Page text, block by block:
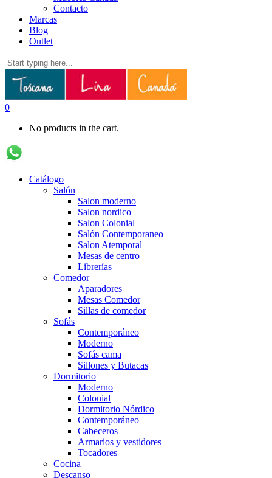
Contacto
Marcas
Blog
Outlet
0
No products in the cart.
Catálogo
Salón
Salon moderno
Salon nordico
Salon Colonial
Salón Contemporaneo
Salon Atemporal
Mesas de centro
Librerías
Comedor
Aparadores
Mesas Comedor
Sillas de comedor
Sofás
Contemporáneo
Moderno
Sofás cama
Sillones y Butacas
Dormitorio
Moderno
Colonial
Dormitorio Nórdico
Contemporáneo
Cabeceros
Armarios y vestidores
Tocadores
Cocina
Descanso